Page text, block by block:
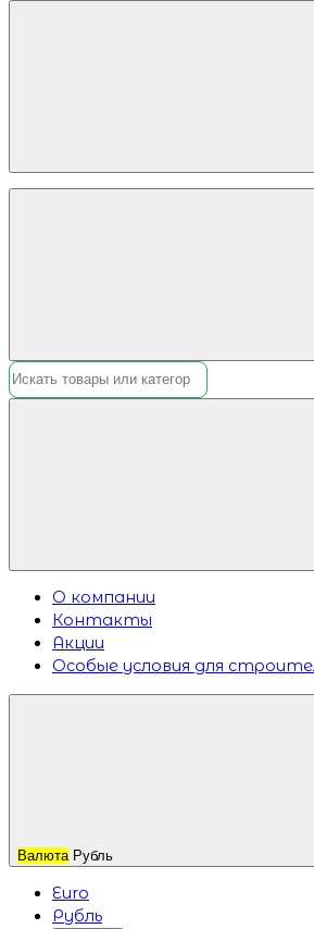
О компании
Контакты
Акции
Особые условия для
Валюта Рубль
Euro
Рубль